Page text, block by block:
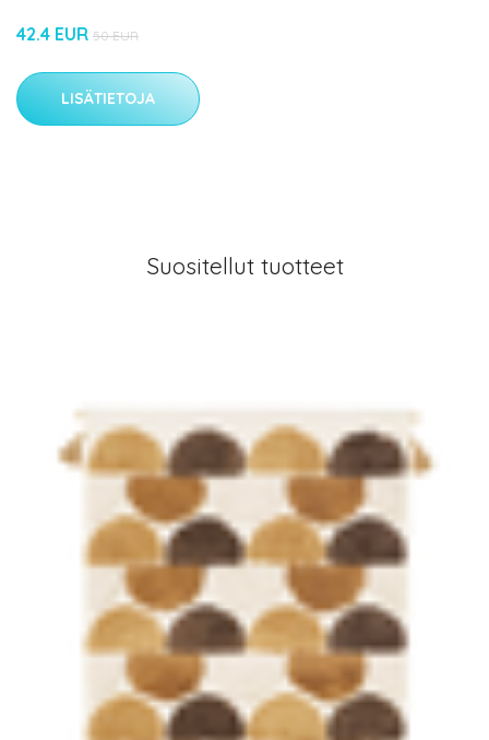
42.4 EUR 50 EUR
LISÄTIETOJA
Suositellut tuotteet